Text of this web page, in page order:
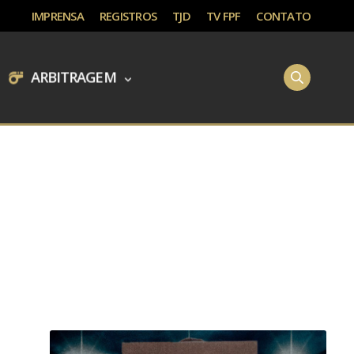
IMPRENSA REGISTROS TJD TV FPF CONTATO
ARBITRAGEM